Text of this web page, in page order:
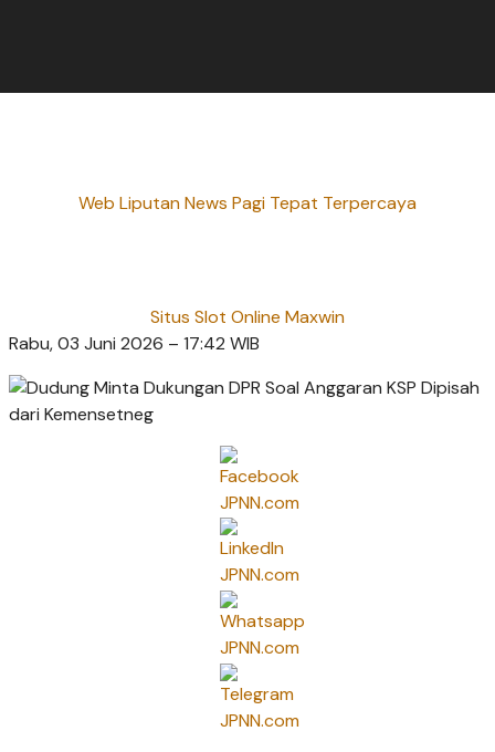
Web Liputan News Pagi Tepat Terpercaya
Situs Slot Online Maxwin
Rabu, 03 Juni 2026 – 17:42 WIB